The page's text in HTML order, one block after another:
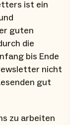
ist ein
guten
die
bis Ende
nicht
gut
zu arbeiten